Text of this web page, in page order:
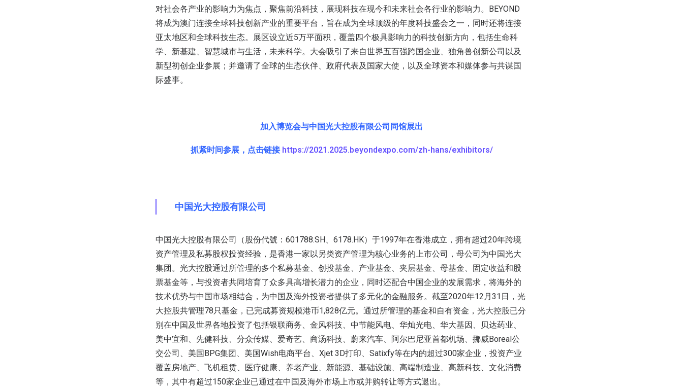
对社会各产业的影响力为焦点，聚焦前沿科技，展现科技在现今和未来社会各行业的影响力。BEYOND
将成为澳门连接全球科技创新产业的重要平台，旨在成为全球顶级的年度科技盛会之一，同时还将连接
亚太地区和全球科技生态。展区设立近5万平面积，覆盖四个极具影响力的科技创新方向，包括生命科
学、新基建、智慧城市与生活，未来科学。大会吸引了来自世界五百强跨国企业、独角兽创新公司以及
新型初创企业参展；并邀请了全球的生态伙伴、政府代表及国家大使，以及全球资本和媒体参与共谋国
际盛事。
加入博览会与中国光大控股有限公司同馆展出
抓紧时间参展，点击链接 https://2021.2025.beyondexpo.com/zh-hans/exhibitors/
中国光大控股有限公司
中国光大控股有限公司（股份代號：601788.SH、6178.HK）于1997年在香港成立，拥有超过20年跨境
资产管理及私募股权投资经验，是香港一家以另类资产管理为核心业务的上市公司，母公司为中国光大
集团。光大控股通过所管理的多个私募基金、创投基金、产业基金、夹层基金、母基金、固定收益和股
票基金等，与投资者共同培育了众多具高增长潜力的企业，同时还配合中国企业的发展需求，将海外的
技术优势与中国市场相结合，为中国及海外投资者提供了多元化的金融服务。截至2020年12月31日，光
大控股共管理78只基金，已完成募资规模港币1,828亿元。通过所管理的基金和自有资金，光大控股已分
别在中国及世界各地投资了包括银联商务、金风科技、中节能风电、华灿光电、华大基因、贝达药业、
美中宜和、先健科技、分众传媒、爱奇艺、商汤科技、蔚来汽车、阿尔巴尼亚首都机场、挪威Boreal公
交公司、美国BPG集团、美国Wish电商平台、Xjet 3D打印、Satixfy等在内的超过300家企业，投资产业
覆盖房地产、飞机租赁、医疗健康、养老产业、新能源、基础设施、高端制造业、高新科技、文化消费
等，其中有超过150家企业已通过在中国及海外市场上市或并购转让等方式退出。